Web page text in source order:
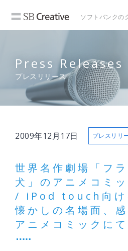
ソフトバンクの
Press Releases
プレスリリース
2009年12月17日 プレスリリ
世界名作劇場「フ
犬」のアニメコミ
/ iPod touch向
懐かしの名場面、
アニメコミックにて